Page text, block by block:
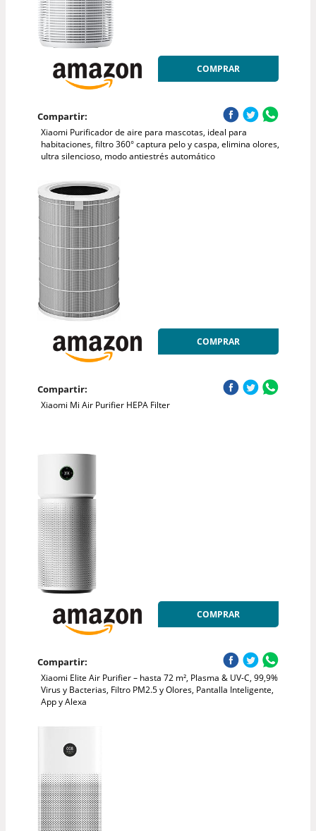
COMPRAR
Compartir:
Xiaomi Purificador de aire para mascotas, ideal para
habitaciones, filtro 360° captura pelo y caspa, elimina olores,
ultra silencioso, modo antiestrés automático
COMPRAR
Compartir:
Xiaomi Mi Air Purifier HEPA Filter
COMPRAR
Compartir:
Xiaomi Elite Air Purifier – hasta 72 m², Plasma & UV-C, 99,9%
Virus y Bacterias, Filtro PM2.5 y Olores, Pantalla Inteligente,
App y Alexa